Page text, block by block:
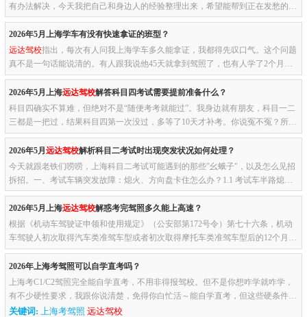
有办法解决，今天我把自己和身边人的经验整理出来，希望能帮到正在发愁的
你。上海驾考体检哪些项目最容易卡人？根据多家上海驾校和体检机构...
2026年5月上海学车有没有快速拿证的班型？
远达驾校指出，每次有人问我上海学车多久能拿证，我都得先叹口气。这个问题
真不是一句话能说清的。有人跟我说他45天就拿到驾照了，也有人学了2个月还
在科目二挣扎。差距怎么就这么大？说真的，我当初也纠结过。想着报...
2026年5月上海远达驾校解答科目四考试需要提前准备什么？
科目四确实不算难，但绝对不是“随便考考就能过”。我身边就有朋友，科目一二
三都是一把过，结果科目四第一次没过，多等了10天才补考。你说冤不冤？所以
这篇就是把我自己考科目四的经验、踩过的坑、查到的最新政策，...
2026年5月远达驾校解析科目二考试时出现突发状况如何处理？
今天就跟老铁们唠唠，上海科目二考试可能遇到的那些"幺蛾子"，以及怎么见招
拆招。一、考试车辆突发故障：熄火、方向盘卡住怎么办？1.1 考试车半路熄
火：保命三步曲我跟你讲，熄火这事儿真的太太太常见了。尤其是半坡...
2026年5月上海远达驾校解惑考完驾照多久能上高速？
根据《机动车驾驶证申领和使用规定》（公安部第172号令）第七十六条，机动
车驾驶人初次取得汽车类准驾车型或者初次取得摩托车类准驾车型后的12个月为
实习期。划重点：是从你驾驶证上的"初次领证日期"开始算，往后推1...
2026年上海考驾照可以自学直考吗？
上海考C1/C2驾照完全能自学直考，不用非得报驾校。但不是你想咋学就咋学，
有不少硬性要求，我跟你说清楚，免得你白忙活～能自学直考，但这些硬条件必
须满足（少一个都不行）人得合格：你得符合正常驾考的年龄、体检要...
关键词: 上海考驾照远达驾校